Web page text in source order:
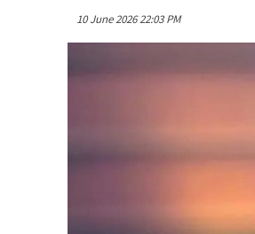
10 June 2026 22:03 PM